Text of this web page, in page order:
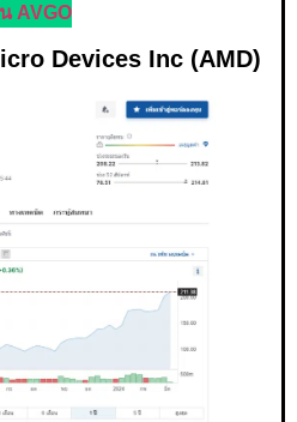
AVGO
Devices Inc (AMD)